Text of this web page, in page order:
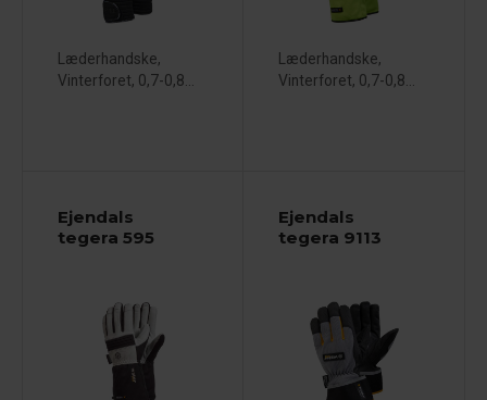
Læderhandske,
Vinterforet, 0,7-0,8...
Læderhandske,
Vinterforet, 0,7-0,8...
Ejendals
tegera 595
Ejendals
tegera 9113